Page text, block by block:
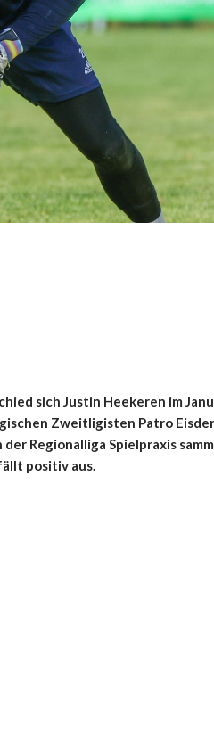
sich Justin Heekeren im
Zweitligisten Patro
Regionalliga Spielpraxis
positiv aus.